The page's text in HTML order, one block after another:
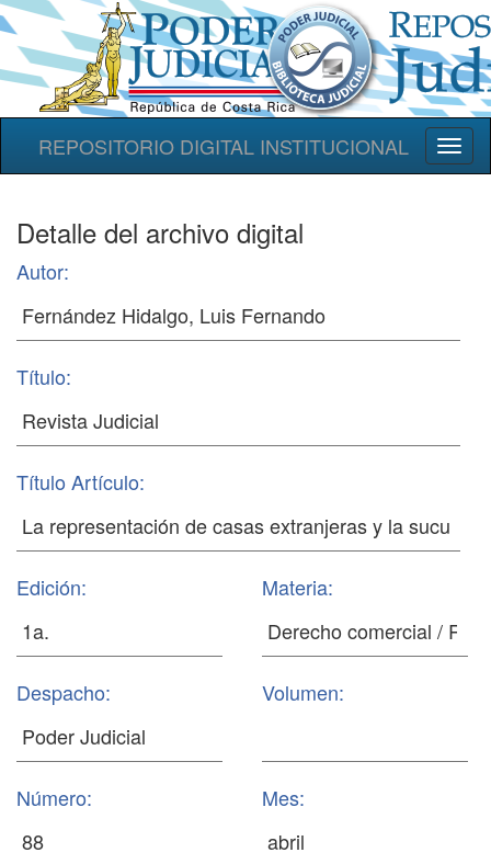
REPOSITORIO DIGITAL INSTITUCIONAL
Detalle del archivo digital
Autor:
Título:
Título Artículo:
Edición: Materia:
Despacho: Volumen:
Número: Mes: